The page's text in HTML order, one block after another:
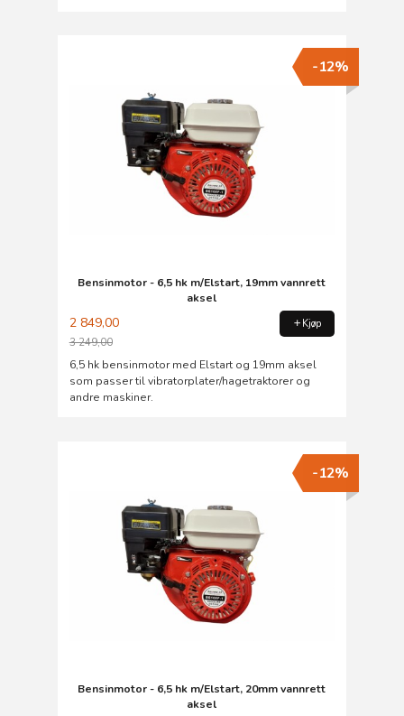
Bensinmotor - 6,5 hk m/Elstart, 19mm vannrett
aksel
2 849,00
3 249,00
Rabatt
-12%
Kjøp
6,5 hk bensinmotor med Elstart og 19mm aksel
som passer til vibratorplater/hagetraktorer og
andre maskiner.
Bensinmotor - 6,5 hk m/Elstart, 20mm vannrett
aksel
-12%